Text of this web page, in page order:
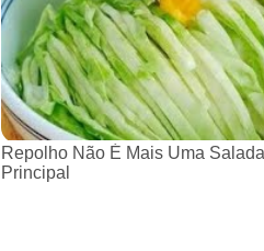
Repolho Não É Mais Uma
Principal